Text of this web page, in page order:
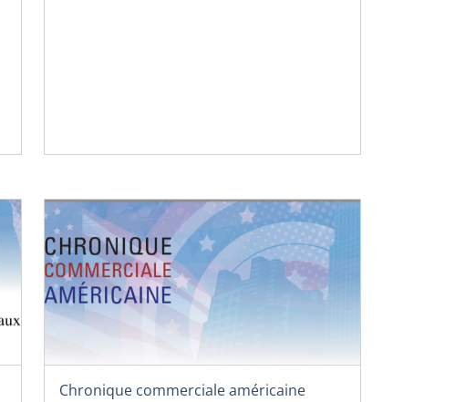
Chronique commerciale américaine